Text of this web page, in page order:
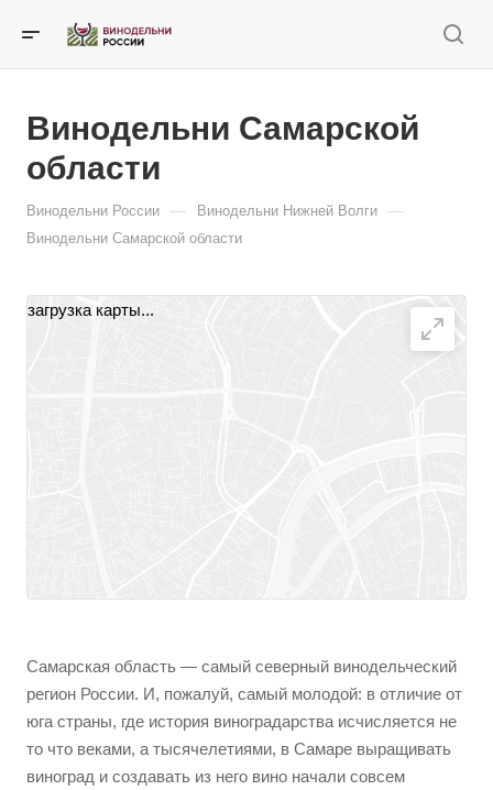
Винодельни Самарской
области
Винодельни России — Винодельни Нижней Волги —
Винодельни Самарской области
загрузка карты...
Самарская область — самый северный винодельческий
регион России. И, пожалуй, самый молодой: в отличие от
юга страны, где история виноградарства исчисляется не
то что веками, а тысячелетиями, в Самаре выращивать
виноград и создавать из него вино начали совсем